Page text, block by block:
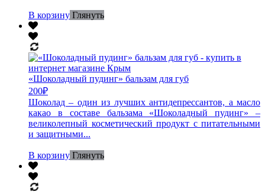
В корзину Глянуть
«Шоколадный пудинг» бальзам для губ
200₽
Шоколад – один из лучших антидепрессантов, а масло
какао в составе бальзама «Шоколадный пудинг» –
великолепный косметический продукт с питательными
и защитными...
В корзину Глянуть